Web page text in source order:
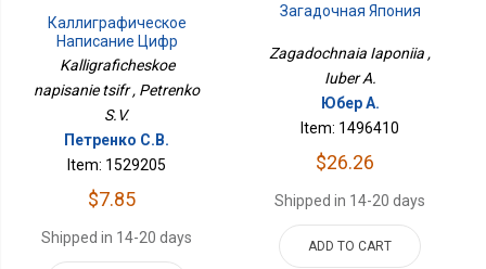
Каллиграфическое
Написание Цифр
Kalligraficheskoe
napisanie tsifr , Petrenko
S.V.
Петренко С.В.
Item: 1529205
$7.85
Shipped in 14-20 days
Загадочная Япония
Zagadochnaia Iaponiia ,
Iuber A.
Юбер А.
Item: 1496410
$26.26
Shipped in 14-20 days
ADD TO CART